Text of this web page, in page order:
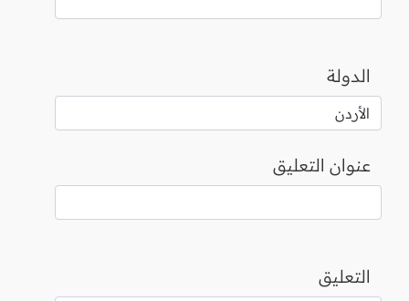
الدولة
عنوان التعليق
التعليق